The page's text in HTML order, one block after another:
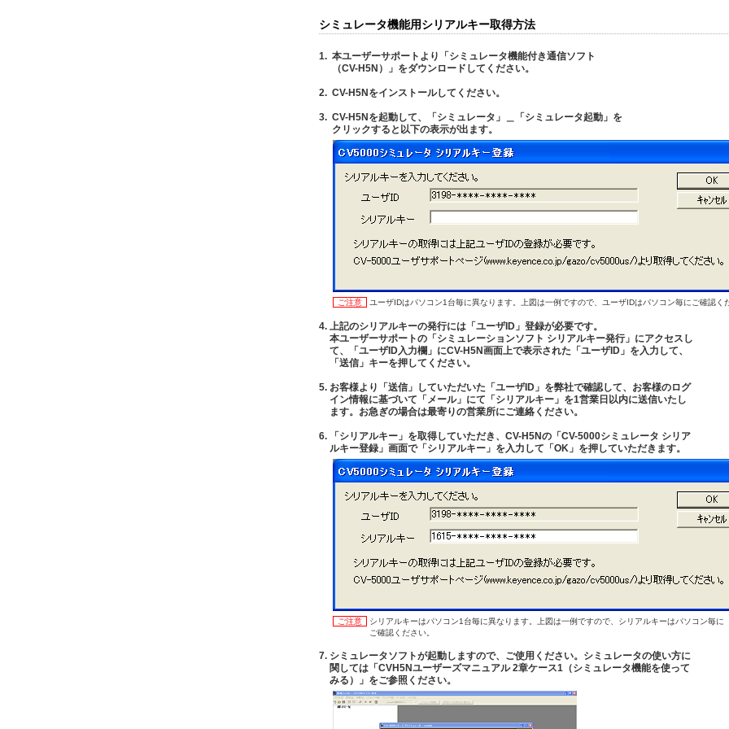
シミュレータ機能用シリアルキー取得方法
1. 本ユーザーサポートより「シミュレータ機能付き通信ソフト
（CV-H5N）」をダウンロードしてください。
2. CV-H5Nをインストールしてください。
3. CV-H5Nを起動して、「シミュレータ」＿「シミュレータ起動」を
クリックすると以下の表示が出ます。
ご注意 ユーザIDはパソコン1台毎に異なります。上図は一例ですので、ユーザIDはパソコン毎にご確認く
4. 上記のシリアルキーの発行には「ユーザID」登録が必要です。
本ユーザーサポートの「シミュレーションソフト シリアルキー発行」にアクセスし
て、「ユーザID入力欄」にCV-H5N画面上で表示された「ユーザID」を入力して、
「送信」キーを押してください。
5. お客様より「送信」していただいた「ユーザID」を弊社で確認して、お客様のログ
イン情報に基づいて「メール」にて「シリアルキー」を1営業日以内に送信いたし
ます。お急ぎの場合は最寄りの営業所にご連絡ください。
6.
「シリアルキー」を取得していただき、CV-H5Nの「CV-5000シミュレータ シリア
ルキー登録」画面で「シリアルキー」を入力して「OK」を押していただきます。
ご注意
シリアルキーはパソコン1台毎に異なります。上図は一例ですので、シリアルキーはパソコン毎に
ご確認ください。
7. シミュレータソフトが起動しますので、ご使用ください。シミュレータの使い方に
関しては「CVH5Nユーザーズマニュアル 2章ケース1（シミュレータ機能を使って
みる）」をご参照ください。